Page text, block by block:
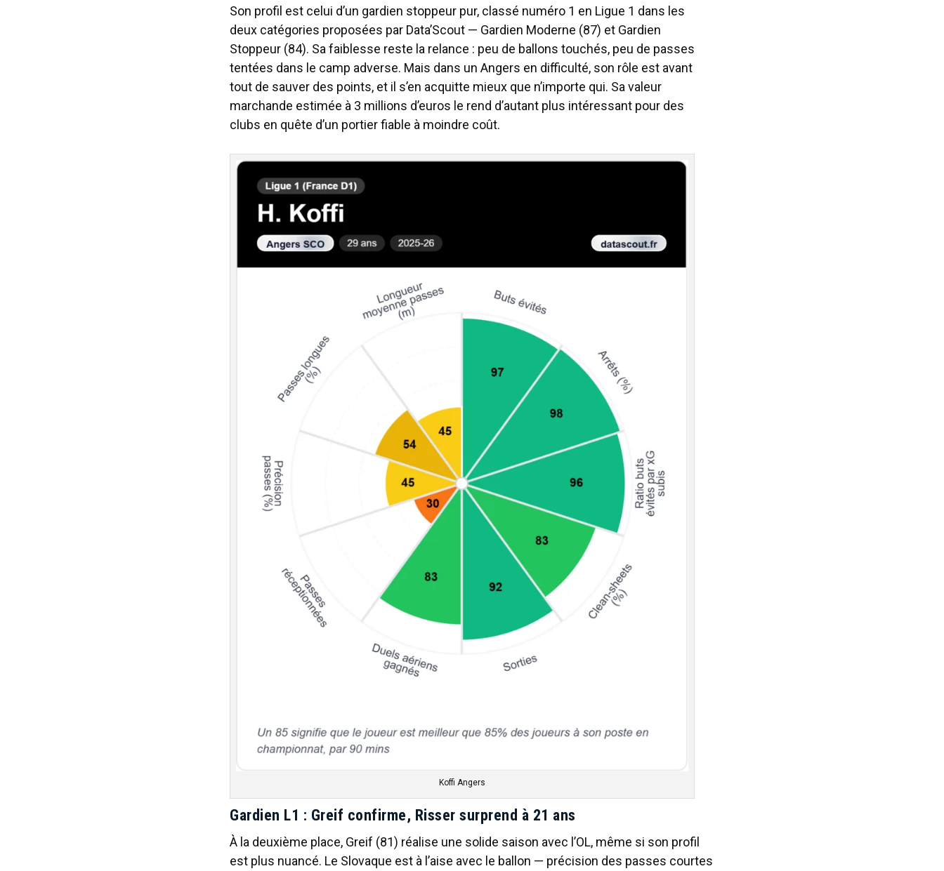
Son profil est celui d’un gardien stoppeur pur, classé numéro 1 en Ligue 1 dans les
deux catégories proposées par Data’Scout — Gardien Moderne (87) et Gardien
Stoppeur (84). Sa faiblesse reste la relance : peu de ballons touchés, peu de passes
tentées dans le camp adverse. Mais dans un Angers en difficulté, son rôle est avant
tout de sauver des points, et il s’en acquitte mieux que n’importe qui. Sa valeur
marchande estimée à 3 millions d’euros le rend d’autant plus intéressant pour des
clubs en quête d’un portier fiable à moindre coût.
Koffi Angers
Gardien L1 : Greif confirme, Risser surprend à 21 ans
À la deuxième place, Greif (81) réalise une solide saison avec l’OL, même si son profil
est plus nuancé. Le Slovaque est à l’aise avec le ballon — précision des passes courtes